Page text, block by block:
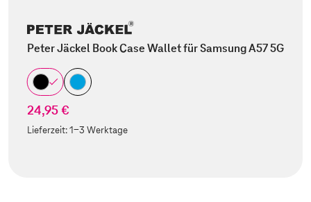
Peter Jäckel Book Case Wallet für Samsung A57 5G
24,95 €
Lieferzeit:1-3 Werktage